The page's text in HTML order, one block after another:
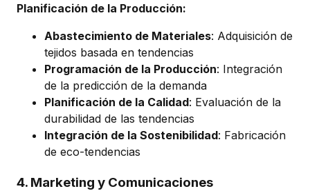
Planificación de la Producción:
Abastecimiento de Materiales: Adquisición de
tejidos basada en tendencias
Programación de la Producción: Integración
de la predicción de la demanda
Planificación de la Calidad: Evaluación de la
durabilidad de las tendencias
Integración de la Sostenibilidad: Fabricación
de eco-tendencias
4. Marketing y Comunicaciones